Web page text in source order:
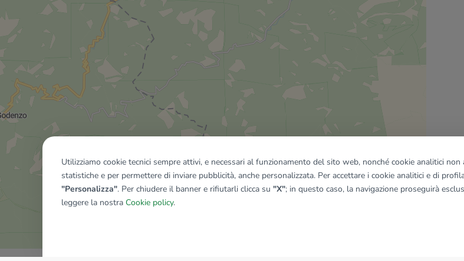
Mostra tutti gli immobili del riquadro
Utilizziamo cookie tecnici sempre attivi, e necessari al funzionamento del sito web, nonché cookie analitici
statistiche e per permettere di inviare pubblicità, anche personalizzata. Per accettare i cookie analitici e di
"Personalizza". Per chiudere il banner e rifiutarli clicca su "X"; in questo caso, la navigazione proseguirà
leggere la nostra Cookie policy.